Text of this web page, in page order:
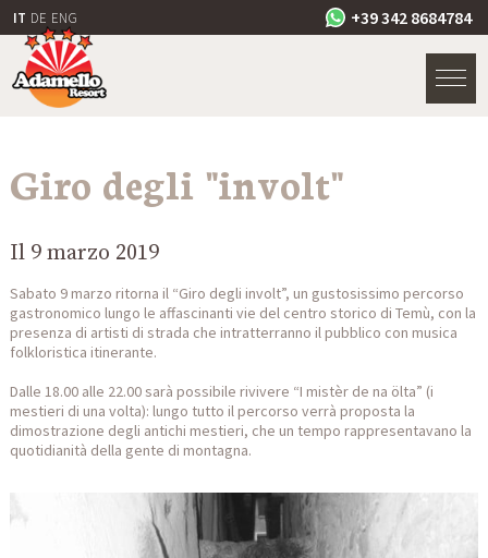
+39 342 8684784
IT DE ENG
Giro degli "involt"
Il 9 marzo 2019
Sabato 9 marzo ritorna il “Giro degli involt”, un gustosissimo percorso
gastronomico lungo le affascinanti vie del centro storico di Temù, con la
presenza di artisti di strada che intratterranno il pubblico con musica
folkloristica itinerante.
Dalle 18.00 alle 22.00 sarà possibile rivivere “I mistèr de na ölta” (i
mestieri di una volta): lungo tutto il percorso verrà proposta la
dimostrazione degli antichi mestieri, che un tempo rappresentavano la
quotidianità della gente di montagna.